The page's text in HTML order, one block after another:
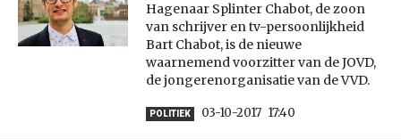
Hagenaar Splinter Chabot, de zoon
van schrijver en tv-persoonlijkheid
Bart Chabot, is de nieuwe
waarnemend voorzitter van de JOVD,
de jongerenorganisatie van de VVD.
POLITIEK 03-10-2017 17:40